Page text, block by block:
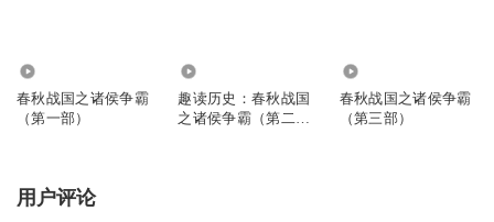
春秋战国之诸侯争霸
（第一部）
趣读历史：春秋战国
之诸侯争霸（第二
春秋战国之诸侯争霸
（第三部）
用户评论